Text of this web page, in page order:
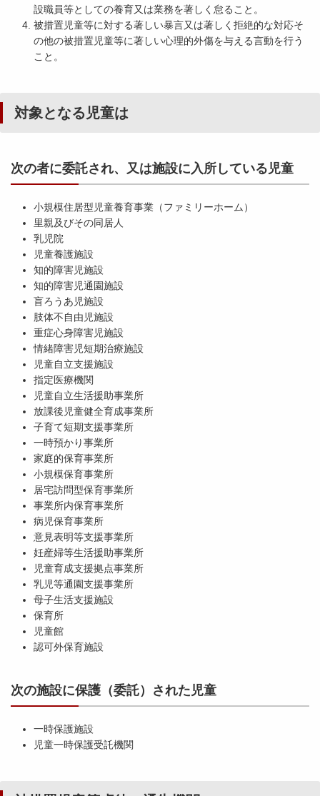
設職員等としての養育又は業務を著しく怠ること。
被措置児童等に対する著しい暴言又は著しく拒絶的な対応そ
の他の被措置児童等に著しい心理的外傷を与える言動を行う
こと。
対象となる児童は
次の者に委託され、又は施設に入所している児童
小規模住居型児童養育事業（ファミリーホーム）
里親及びその同居人
乳児院
児童養護施設
知的障害児施設
知的障害児通園施設
盲ろうあ児施設
肢体不自由児施設
重症心身障害児施設
情緒障害児短期治療施設
児童自立支援施設
指定医療機関
児童自立生活援助事業所
放課後児童健全育成事業所
子育て短期支援事業所
一時預かり事業所
家庭的保育事業所
小規模保育事業所
居宅訪問型保育事業所
事業所内保育事業所
病児保育事業所
意見表明等支援事業所
妊産婦等生活援助事業所
児童育成支援拠点事業所
乳児等通園支援事業所
母子生活支援施設
保育所
児童館
認可外保育施設
次の施設に保護（委託）された児童
一時保護施設
児童一時保護受託機関